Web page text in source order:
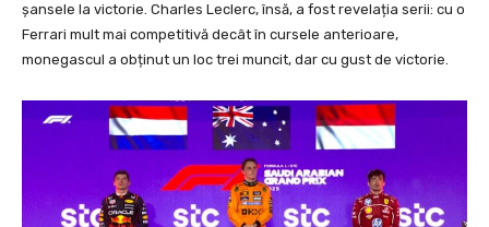
șansele la victorie. Charles Leclerc, însă, a fost revelația serii: cu o
Ferrari mult mai competitivă decât în cursele anterioare,
monegascul a obținut un loc trei muncit, dar cu gust de victorie.